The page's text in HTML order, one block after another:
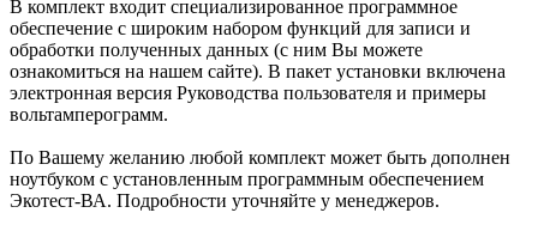
В комплект входит специализированное программное
обеспечение с широким набором функций для записи и
обработки полученных данных (с ним Вы можете
ознакомиться на нашем сайте). В пакет установки включена
электронная версия Руководства пользователя и примеры
вольтамперограмм.
По Вашему желанию любой комплект может быть дополнен
ноутбуком с установленным программным обеспечением
Экотест-ВА. Подробности уточняйте у менеджеров.